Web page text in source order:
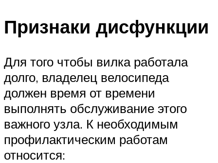
Признаки дисфункции
Для того чтобы вилка работала
долго, владелец велосипеда
должен время от времени
выполнять обслуживание этого
важного узла. К необходимым
профилактическим работам
относится: